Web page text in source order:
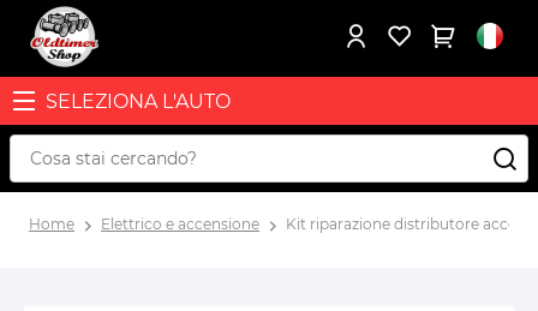
SELEZIONA L'AUTO
Home Elettrico e accensione Kit riparazione distributore